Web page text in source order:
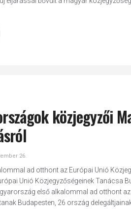
közjegyzői
26.
ad otthont az Európai Unió
Unió Közjegyzőségeinek Tanácsa
első alkalommal ad otthont
Budapesten, 26 ország